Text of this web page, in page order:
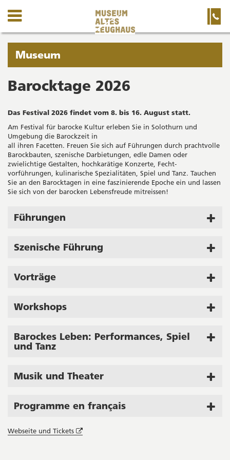
Kanton
Solothurn
Wichtige
Seiten
Startseite
Hauptnavigation
Sitemap
Navigation
und
Suche
Navigation
Sie
befinden
sich
in:
Museum
Barocktage 2026
Das Festival 2026 findet vom 8. bis 16. August statt.
Am Festival für barocke Kultur erleben Sie in Solothurn und
Umgebung die Barockzeit in
all ihren Facetten. Freuen Sie sich auf Führungen durch prachtvolle
Barockbauten, szenische Darbietungen, edle Damen oder
zwielichtige Gestalten, hochkarätige Konzerte, Fecht-
vorführungen, kulinarische Spezialitäten, Spiel und Tanz. Tauchen
Sie an den Barocktagen in eine faszinierende Epoche ein und lassen
Sie sich von der barocken Lebensfreude mitreissen!
Führungen
Szenische Führung
Vorträge
Workshops
Barockes Leben: Performances, Spiel
und Tanz
Musik und Theater
Programme en français
Webseite und Tickets
Öffnet